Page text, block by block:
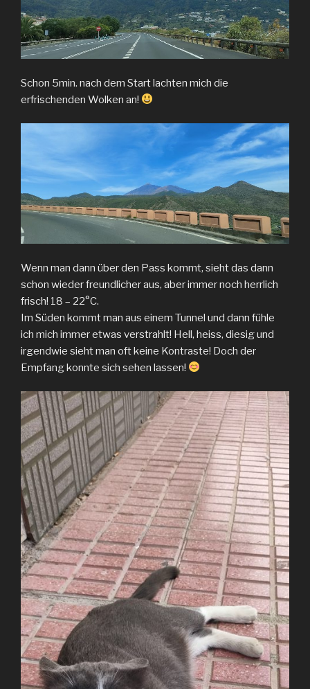
Schon 5min. nach dem Start lachten mich die
erfrischenden Wolken an!
Wenn man dann über den Pass kommt, sieht das dann
schon wieder freundlicher aus, aber immer noch herrlich
frisch! 18 – 22°C.
Im Süden kommt man aus einem Tunnel und dann fühle
ich mich immer etwas verstrahlt! Hell, heiss, diesig und
irgendwie sieht man oft keine Kontraste! Doch der
Empfang konnte sich sehen lassen!